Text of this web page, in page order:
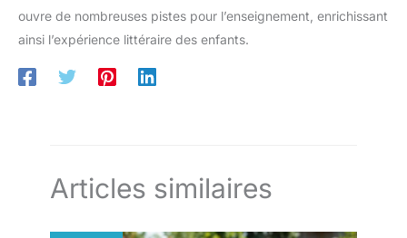
ouvre de nombreuses pistes pour l’enseignement, enrichissant
ainsi l’expérience littéraire des enfants.
Articles similaires